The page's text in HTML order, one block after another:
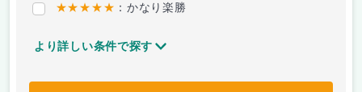
★★★★★ ：かなり楽勝
より詳しい条件で探す